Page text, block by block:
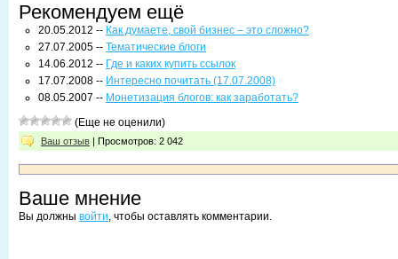
Рекомендуем ещё
20.05.2012 -- Как думаете, свой бизнес – это сложно?
27.07.2005 -- Тематические блоги
14.06.2012 -- Где и каких купить ссылок
17.07.2008 -- Интересно почитать (17.07.2008)
08.05.2007 -- Монетизация блогов: как заработать?
(Еще не оценили)
Ваш отзыв | Просмотров: 2 042
Ваше мнение
Вы должны войти, чтобы оставлять комментарии.